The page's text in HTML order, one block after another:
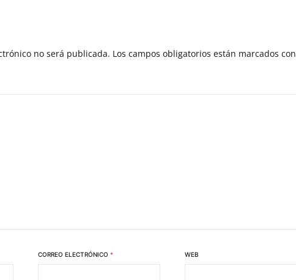
no será publicada. Los campos obligatorios están marcados con
CORREO ELECTRÓNICO * WEB